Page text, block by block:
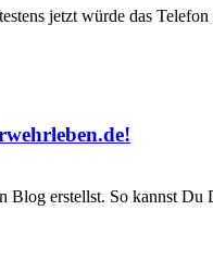
jetzt würde das
Blog erstellst. So kannst Du